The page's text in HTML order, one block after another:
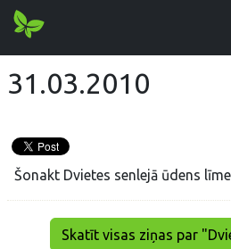
31.03.2010
Šonakt Dvietes senlejā ūdens
Skatīt visas ziņas par